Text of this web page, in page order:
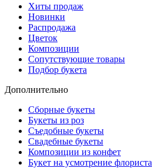
Хиты продаж
Новинки
Распродажа
Цветок
Композиции
Сопутствующие товары
Подбор букета
Дополнительно
Сборные букеты
Букеты из роз
Съедобные букеты
Свадебные букеты
Композиции из конфет
Букет на усмотрение флориста